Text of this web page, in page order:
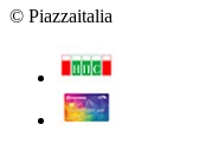
© Piazzaitalia